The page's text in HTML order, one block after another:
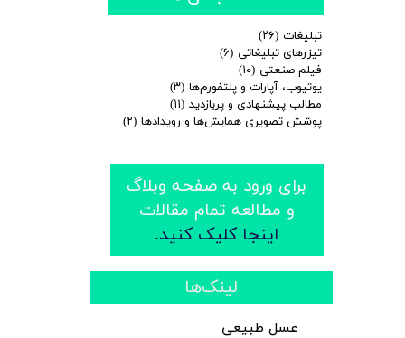
تبلیغات (۲۶)
تیزرهای تبلیغاتی (۶)
فیلم صنعتی (۱۰)
یوتیوب، آپارات و پلتفورم‌ها (۳)
مطالب پیشنهادی و پربازدید (۱۱)
پوشش تصویری همایش‌ها و رویدادها (۲)
​​برای ورود به صفحه وبلاگ
و مطالعه تمام مقالات
اینجا کلیک کنید.
​لینک‌ها
عسل طبیعی